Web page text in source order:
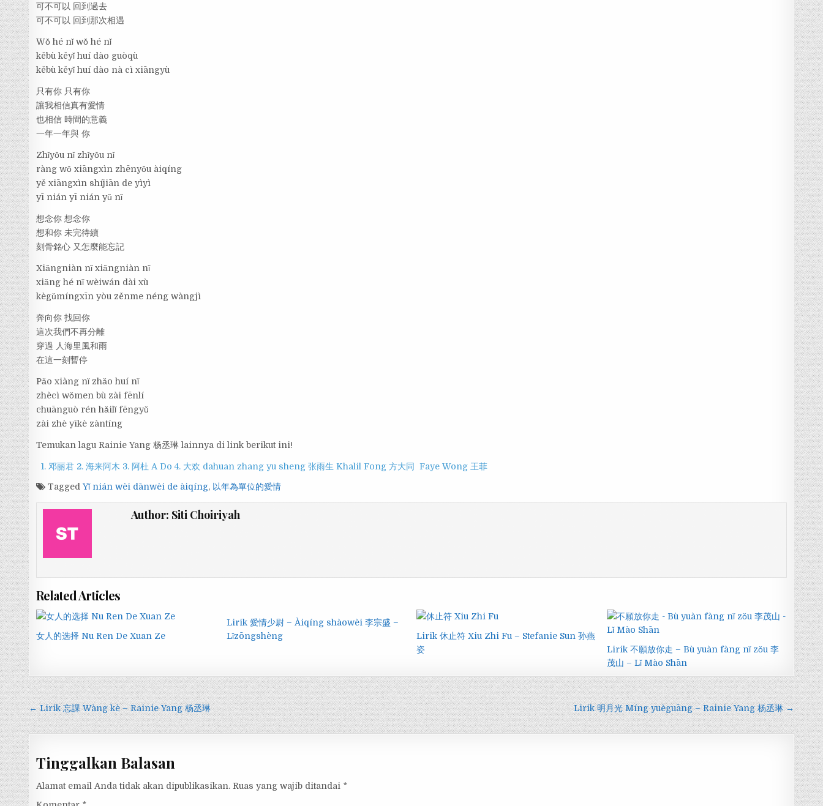
可不可以 回到過去
可不可以 回到那次相遇
Wǒ hé nǐ wǒ hé nǐ
kěbù kěyǐ huí dào guòqù
kěbù kěyǐ huí dào nà cì xiāngyù
只有你 只有你
讓我相信真有愛情
也相信 時間的意義
一年一年與 你
Zhǐyǒu nǐ zhǐyǒu nǐ
ràng wǒ xiāngxìn zhēnyǒu àiqíng
yě xiāngxìn shíjiān de yìyì
yī nián yī nián yǔ nǐ
想念你 想念你
想和你 未完待續
刻骨銘心 又怎麼能忘記
Xiǎngniàn nǐ xiǎngniàn nǐ
xiǎng hé nǐ wèiwán dài xù
kègǔmíngxīn yòu zěnme néng wàngjì
奔向你 找回你
這次我們不再分離
穿過 人海里風和雨
在這一刻暫停
Pǎo xiàng nǐ zhǎo huí nǐ
zhècì wǒmen bù zài fēnlí
chuānguò rén hǎilǐ fēngyǔ
zài zhè yīkè zàntíng
Temukan lagu Rainie Yang 杨丞琳 lainnya di link berikut ini!
1. 邓丽君 2. 海来阿木 3. 阿杜 A Do 4. 大欢 dahuan zhang yu sheng 张雨生 Khalil Fong 方大同 Faye Wong 王菲
TaggedYǐ nián wèi dānwèi de àiqíng, 以年為單位的愛情
Author: Siti Choiriyah
Related Articles
女人的选择 Nu Ren De Xuan Ze
Lirik 愛情少尉 – Àiqíng shàowèi 李宗盛 –
Lǐzōngshèng
Lirik 休止符 Xiu Zhi Fu – Stefanie Sun 孙燕
姿
Lirik 不願放你走 – Bù yuàn fàng nǐ zǒu 李
茂山 – Lǐ Mào Shān
Navigasi
pos
← Lirik 忘課 Wàng kè – Rainie Yang 杨丞琳 Lirik 明月光 Míng yuèguāng – Rainie Yang 杨丞琳 →
Tinggalkan Balasan
Alamat email Anda tidak akan dipublikasikan. Ruas yang wajib ditandai *